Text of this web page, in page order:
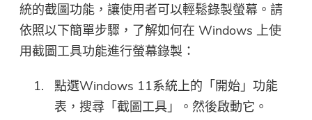
統的截圖功能，讓使用者可以輕鬆錄製螢幕。請
依照以下簡單步驟，了解如何在 Windows 上使
用截圖工具功能進行螢幕錄製：
點選Windows 11系統上的「開始」功能
表，搜尋「截圖工具」。然後啟動它。